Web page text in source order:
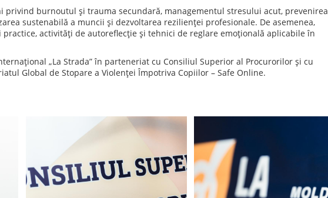
privind burnoutul și trauma secundară, managementul stresului acut, prevenirea
sustenabilă a muncii și dezvoltarea rezilienței profesionale. De asemenea,
activități de autoreflecție și tehnici de reglare emoțională aplicabile în
„La Strada” în parteneriat cu Consiliul Superior al Procurorilor și cu
Global de Stopare a Violenței Împotriva Copiilor – Safe Online.